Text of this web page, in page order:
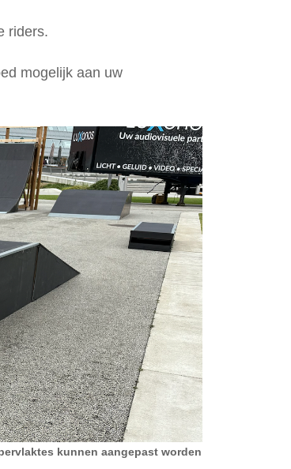
riders.
mogelijk aan uw
kunnen aangepast worden